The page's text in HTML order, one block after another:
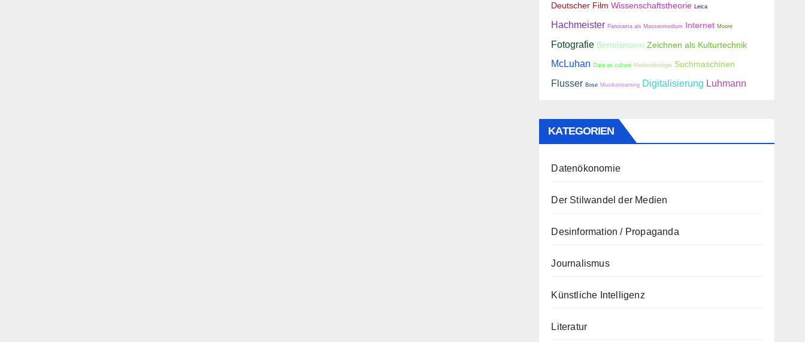
Deutscher Film Wissenschaftstheorie Leica
Hachmeister Panorama als Massenmedium Internet Moore
Fotografie Bertelsmann Zeichnen als Kulturtechnik
McLuhan Data as culture Medienökologie Suchmaschinen
Flusser Bose Musikstreaming Digitalisierung Luhmann
KATEGORIEN
Datenökonomie
Der Stilwandel der Medien
Desinformation / Propaganda
Journalismus
Künstliche Intelligenz
Literatur